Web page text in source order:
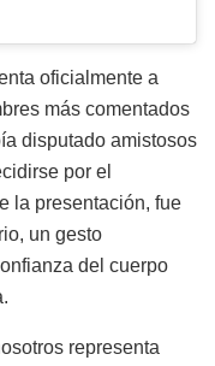
oficialmente a
más comentados
disputado amistosos
por el
la presentación, fue
un gesto
del cuerpo
representa